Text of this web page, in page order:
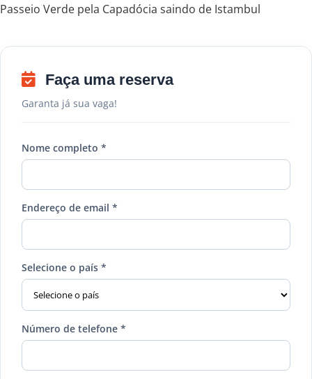
Passeio Verde pela Capadócia saindo de Istambul
Faça uma reserva
Garanta já sua vaga!
Nome completo *
Endereço de email *
Selecione o país *
Número de telefone *